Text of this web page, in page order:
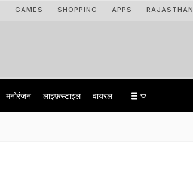
GAMES SHOPPING APPS RAJASTHAN
मनोरंजन लाइफ़स्टाइल वायरल